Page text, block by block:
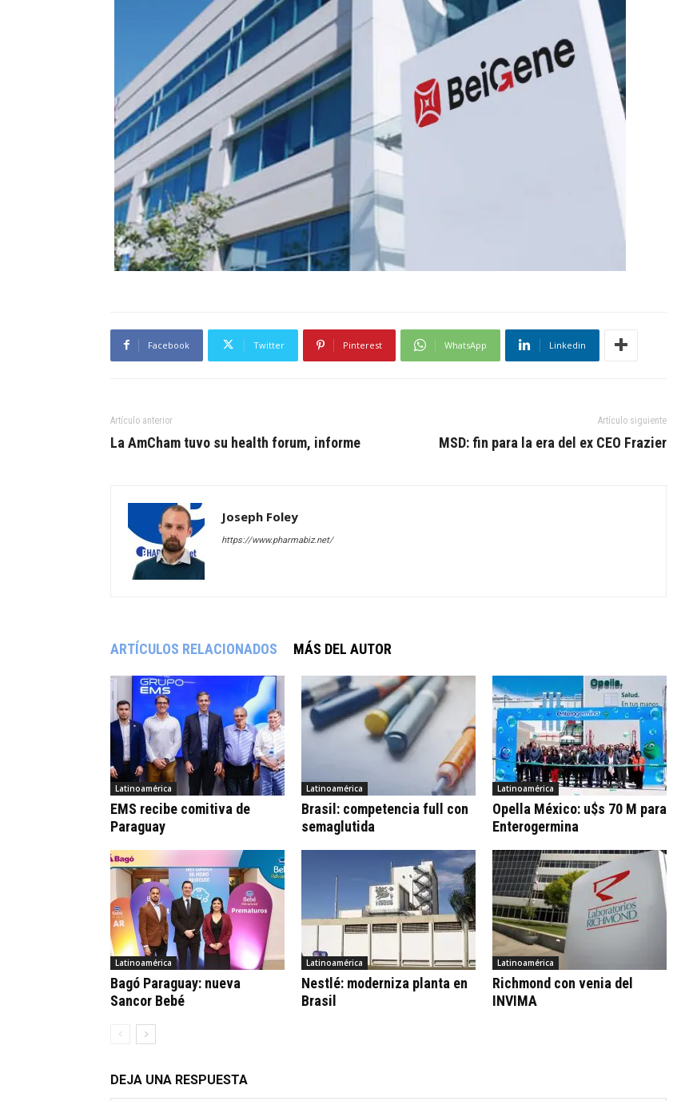
Facebook Twitter Pinterest WhatsApp Linkedin
Artículo anterior
La AmCham tuvo su health forum, informe
Artículo siguiente
MSD: fin para la era del ex CEO Frazier
Joseph Foley
https://www.pharmabiz.net/
ARTÍCULOS RELACIONADOS MÁS DEL AUTOR
Latinoamérica
EMS recibe comitiva de
Paraguay
Latinoamérica
Brasil: competencia full con
semaglutida
Latinoamérica
Opella México: u$s 70 M para
Enterogermina
Latinoamérica
Bagó Paraguay: nueva
Sancor Bebé
Latinoamérica
Nestlé: moderniza planta en
Brasil
Latinoamérica
Richmond con venia del
INVIMA
DEJA UNA RESPUESTA